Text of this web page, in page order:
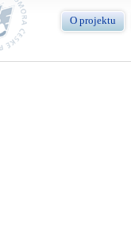
O projektu